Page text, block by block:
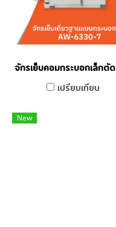
จักรเย็บคอมกระบอกเล็ก
เปรียบเทียบ
New